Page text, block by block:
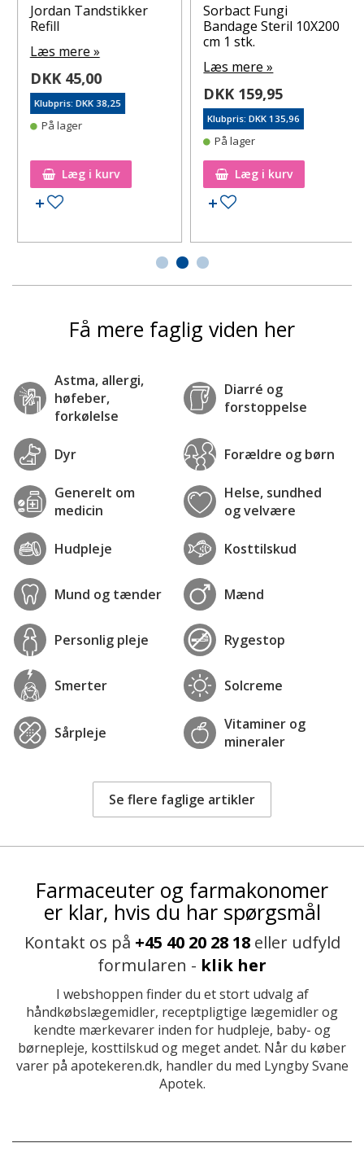
Jordan Tandstikker
Refill
Læs mere »
DKK 45,00
Klubpris: DKK 38,25
På lager
Læg i kurv
Tilføj til ønskeseddel
Sorbact Fungi
Bandage Steril 10X200
cm 1 stk.
Læs mere »
DKK 159,95
Klubpris: DKK 135,96
På lager
Læg i kurv
Tilføj til ønskeseddel
Få mere faglig viden her
Astma, allergi,
høfeber,
forkølelse
Diarré og
forstoppelse
Dyr Forældre og børn
Generelt om
medicin
Helse, sundhed
og velvære
Hudpleje Kosttilskud
Mund og tænder Mænd
Personlig pleje Rygestop
Smerter Solcreme
Sårpleje
Vitaminer og
mineraler
Se flere faglige artikler
Farmaceuter og farmakonomer
er klar, hvis du har spørgsmål
Kontakt os på +45 40 20 28 18eller udfyld
formularen - klik her
I webshoppen finder du et stort udvalg af
håndkøbslægemidler, receptpligtige lægemidler og
kendte mærkevarer inden for hudpleje, baby- og
børnepleje, kosttilskud og meget andet. Når du køber
varer på apotekeren.dk, handler du med Lyngby Svane
Apotek.